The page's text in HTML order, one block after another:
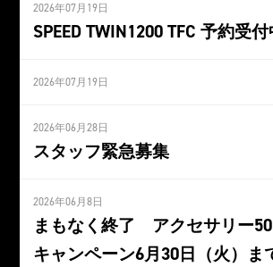
2026年07月19日
SPEED TWIN1200 TFC 予約受
2026年07月19日
2026年06月28日
スタッフ緊急募集
2026年06月8日
まもなく終了 アクセサリー
キャンペーン6月30日（火）ま